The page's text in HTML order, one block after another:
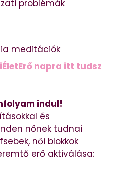
problémák
meditációk
napra itt tudsz
indul!
és
nőnek tudnai
női blokkok
erő aktiválása: